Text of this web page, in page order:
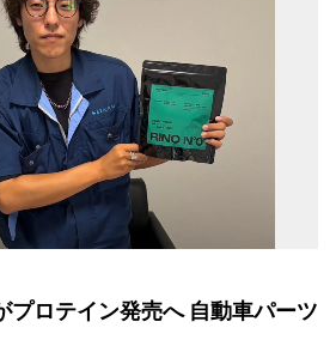
プロテイン発売へ 自動車パーツ